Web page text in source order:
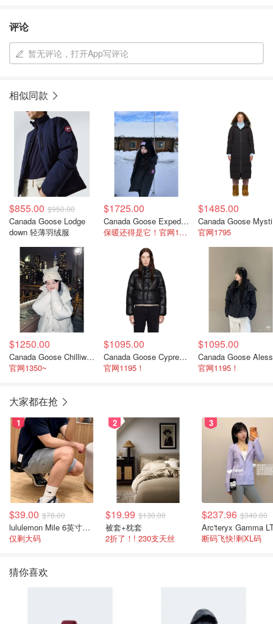
评论
暂无评论，打开App写评论
相似同款
$855.00 $950.00
Canada Goose Lodge
down 轻薄羽绒服
$1725.00
Canada Goose Expedition 羽绒服 黑色
保暖还得是它！官网1995
$1485.00
官网1795
$1250.00
Canada Goose Chilliwack 白色羽绒夹克
官网1350~
$1095.00
Canada Goose Cypress 短款黑色羽绒夹克
官网1195！
$1095.00
官网1195！
大家都在抢
1
$39.00 $78.00
lululemon Mile 6英寸男士短裤
仅剩大码
2
$19.99 $130.00
被套+枕套
2折了！! 230支天丝
3
$237.96 $340.00
断码飞快!剩XL码
猜你喜欢